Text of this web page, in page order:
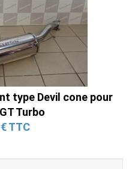
type Devil cone pour
Turbo
TTC